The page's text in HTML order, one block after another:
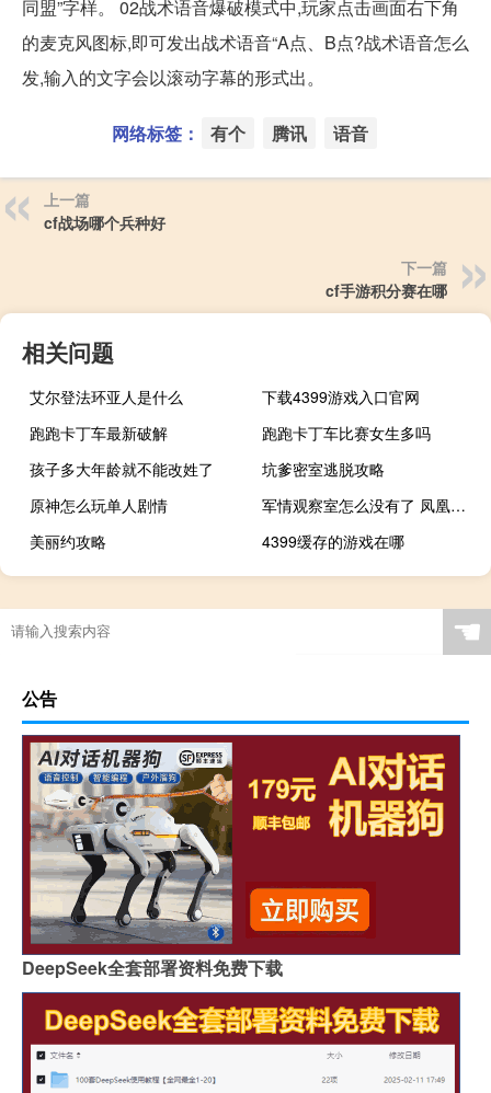
同盟”字样。 02战术语音爆破模式中,玩家点击画面右下角
的麦克风图标,即可发出战术语音“A点、B点?战术语音怎么
发,输入的文字会以滚动字幕的形式出。
网络标签： 有个 腾讯 语音
上一篇
cf战场哪个兵种好
下一篇
cf手游积分赛在哪
相关问题
艾尔登法环亚人是什么
下载4399游戏入口官网
跑跑卡丁车最新破解
跑跑卡丁车比赛女生多吗
孩子多大年龄就不能改姓了
坑爹密室逃脱攻略
原神怎么玩单人剧情
军情观察室怎么没有了 凤凰军情观察室最新
美丽约攻略
4399缓存的游戏在哪
☚
公告
DeepSeek全套部署资料免费下载